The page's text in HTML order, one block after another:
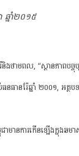
ឆ្នាំ២០១៥
ាមពល, “ស្ថានភាពបច្ចុ
នធានរ៉ែឆ្នាំ ២០០១, អត្ថ
មានការកើនឡើងក្នុង